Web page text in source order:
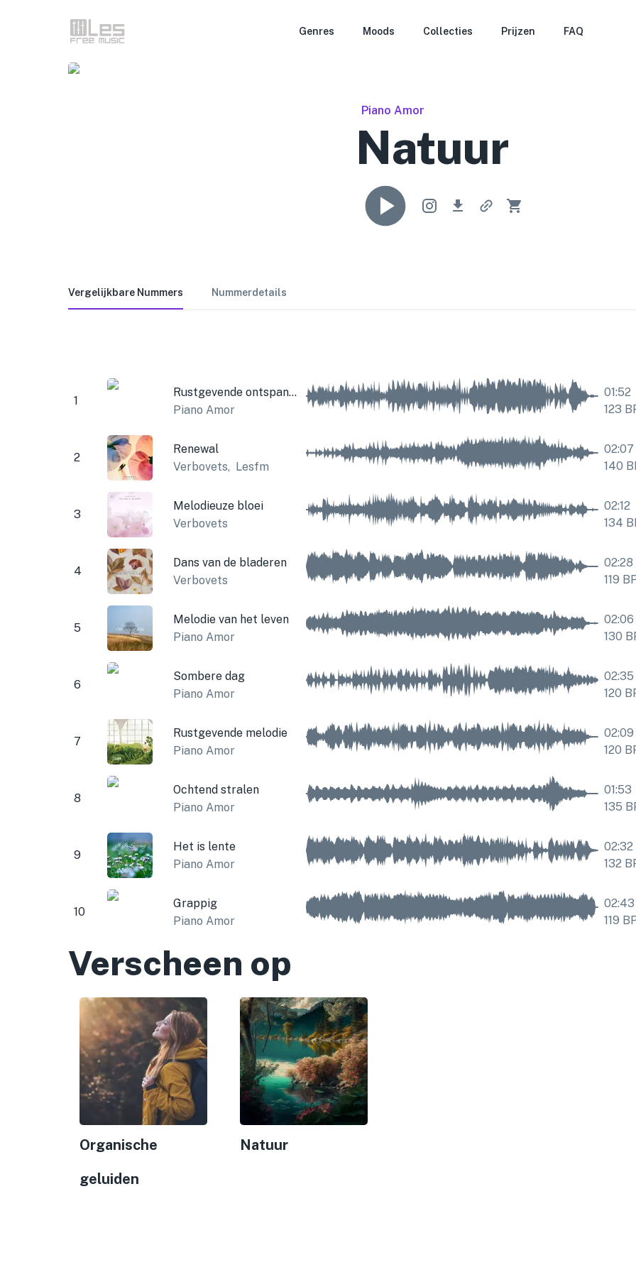
Genres Moods Collecties Prijzen FAQ
Piano Amor
Natuur
Vergelijkbare Nummers Nummerdetails
1
Rustgevende ontspanning
Piano Amor
01:52
123
2
Renewal
Verbovets, Lesfm
02:07
140
3
Melodieuze bloei
Verbovets
02:12
134
4
Dans van de bladeren
Verbovets
02:28
119
5
Melodie van het leven
Piano Amor
02:06
130
6
Sombere dag
Piano Amor
02:35
120
7
Rustgevende melodie
Piano Amor
02:09
120
8
Ochtend stralen
Piano Amor
01:53
135
9
Het is lente
Piano Amor
02:32
132
10
Grappig
Piano Amor
02:43
119
Verscheen op
Organische
geluiden
Natuur